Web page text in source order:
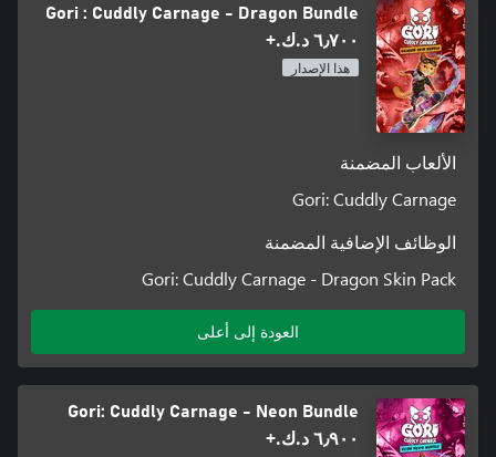
مليئة بالدماء - قم بطلاء المدينة باللون الأحمر باستخدام شفرات
F.R.A.N.K بينما تقوم بالتقطيع بكميات لا نهاية لها - رعب متمثل في
جثث وتصميمات الألعاب الأكثر تشوهًا التي رأيتها على الإطلاق!
Gori : Cuddly Carnage - Dragon Bundle
٦٫٧٠٠ د.ك.‏+
هذا الإصدار
الألعاب المضمنة
Gori: Cuddly Carnage
الوظائف الإضافية المضمنة
Gori: Cuddly Carnage - Dragon Skin Pack
العودة إلى أعلى
Gori: Cuddly Carnage - Neon Bundle
٦٫٩٠٠ د.ك.‏+